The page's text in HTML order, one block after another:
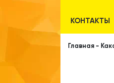
КОНТАКТЫ
Главная -